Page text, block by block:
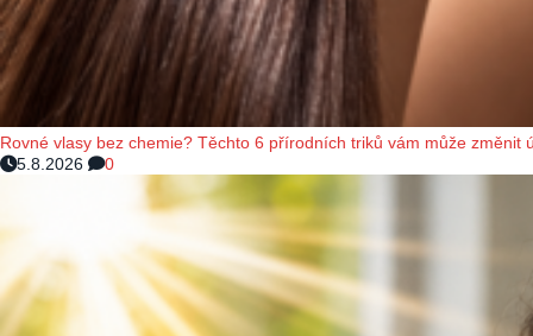
Rovné vlasy bez chemie? Těchto 6 přírodních triků vám může změnit
5.8.2026
0